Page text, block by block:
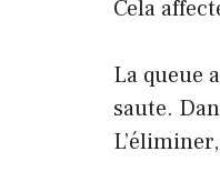
Cela
La queue
saute.